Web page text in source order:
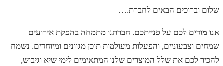
….שלום וברוכים הבאים לחברת
אנו מודים לכם על פנייתכם. חברתנו מתמחה בהפקת אירועים
שמחים וצבעוניים, והפעלות מעולמות תוכן מגוונים ומיוחדים. נשמח
להכיר לכם את שלל המוצרים שלנו המתאימים לימי שיא וגיבוש,